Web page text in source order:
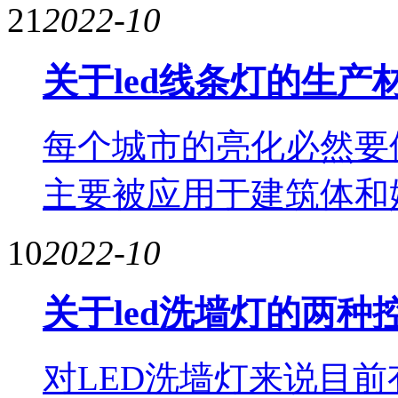
212022-10
关于led线条灯的生产
每个城市的亮化必然
主要被应用于建筑体
102022-10
关于led洗墙灯的两种
对LED洗墙灯来说目